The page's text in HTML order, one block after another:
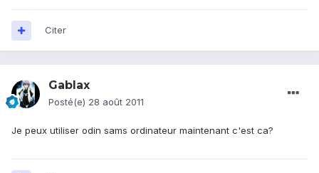
Citer
Gablax
Posté(e) 28 août 2011
Je peux utiliser odin sams ordinateur maintenant c'est ca?